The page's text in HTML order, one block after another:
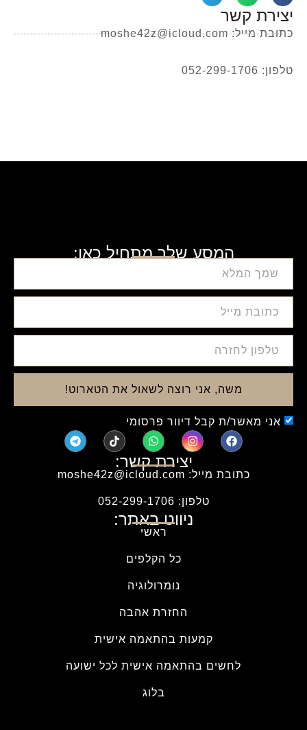
יצירת קשר
כתובת מייל: moshe42z@icloud.com
טלפון: 052-299-1706
ניווט באתר:
ראשי
כל הקלפים
נומרולוגיה
החזרת אהבה
קמעות בהתאמה אישית
לחשים בהתאמה אישית לכל ישועה
בלוג
יצירת קשר:
כתובת מייל: moshe42z@icloud.com
טלפון: 052-299-1706
המסע שלך מתחיל כאן:
אני מאשר/ת קבל דיוור פרסומי
משה, אני רוצה לשאול את הטארוט!